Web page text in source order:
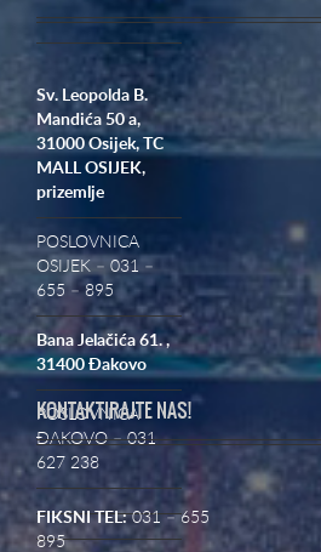
Sv. Leopolda B.
Mandića 50 a,
31000 Osijek, TC
MALL OSIJEK,
prizemlje
POSLOVNICA
OSIJEK – 031 –
655 – 895
Bana Jelačića 61. ,
31400 Đakovo
POSLOVNICA
ĐAKOVO – 031
627 238
KONTAKTIRAJTE NAS!
FIKSNI TEL:031 – 655
895